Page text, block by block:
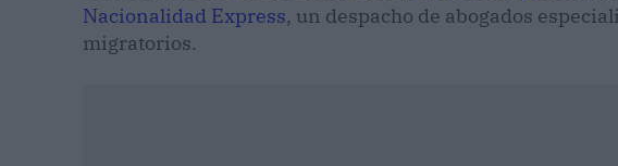
Nacionalidad Express, un despacho de abogados
migratorios.